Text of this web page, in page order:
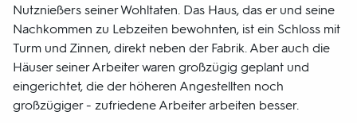
Nutznießers seiner Wohltaten. Das Haus, das er und seine
Nachkommen zu Lebzeiten bewohnten, ist ein Schloss mit
Turm und Zinnen, direkt neben der Fabrik. Aber auch die
Häuser seiner Arbeiter waren großzügig geplant und
eingerichtet, die der höheren Angestellten noch
großzügiger - zufriedene Arbeiter arbeiten besser.